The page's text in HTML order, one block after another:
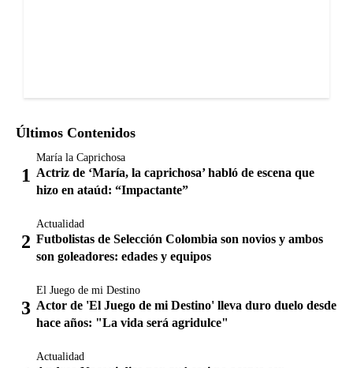
Últimos Contenidos
María la Caprichosa
Actriz de ‘María, la caprichosa’ habló de escena que
hizo en ataúd: “Impactante”
Actualidad
Futbolistas de Selección Colombia son novios y ambos
son goleadores: edades y equipos
El Juego de mi Destino
Actor de 'El Juego de mi Destino' lleva duro duelo desde
hace años: "La vida será agridulce"
Actualidad